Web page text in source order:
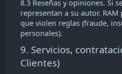
8.3 Reseñas y opiniones. Si
representan a su autor.
que violen reglas (fraude,
personales).
9. Servicios,
Clientes)